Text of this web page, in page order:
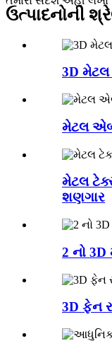
ઉત્પાદનોની
3D
મેટલ
મેટલ
શણગાર
2 નો
3D ફેન